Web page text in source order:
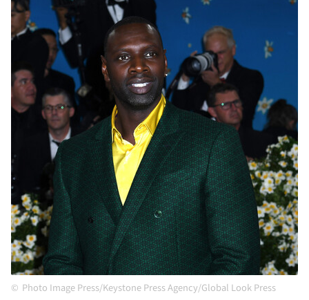
Photo Image Press/Keystone Press Agency/Global Look Press